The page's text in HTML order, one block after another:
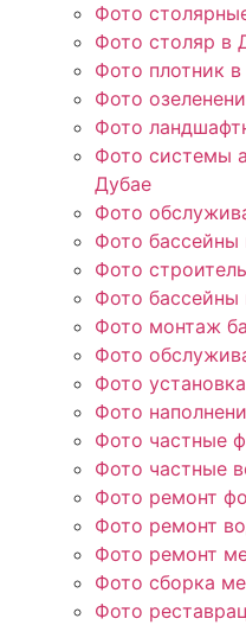
Фото
Фото столяр в
Фото плотник
Фото
Фото
Фото системы
Дубае
Фото
Фото бассейны
Фото
Фото
Фото монтаж
Фото
Фото
Фото
Фото частные
Фото частные
Фото ремонт
Фото ремонт
Фото ремонт
Фото сборка
Фото